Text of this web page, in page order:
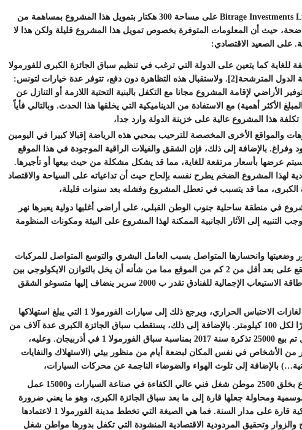
وستقوم شركة الاستثمار البريطانية Bitrage Investments Ltd على مساحة 300 هكتار بتمويل هذا المشروع بمساهمة من
واضحة، حيث أن المعلومات المتوفرة بخصوص تمويل هذا المشروع قليلة ولكن هذا لا
. على الصعيد الاقتصادي:
رياضة مكلفة للغاية كما يتعين على الدولة التي ترغب في تنظيم سباق الجائزة الكبرى للفورمولا
[2]
. ولاستقبال هذه التظاهرة دون دفع، تتوفر عدة خيارات لتونس:
الأراضي لإقامة المشروع مجانا مع التكفل بالبنية التحتية اللازمة أو التنازل عن
الأكثر أهمية) مع الاستفادة من الديناميكية التي يخلقها هذا الحدث. وبالتالي فأياً
هذا المشروع عالية على خزينة الدولة وارد جدا،
والمواقع الأخرى المخصصة للترحيب بمحبي هذه الرياضة إقبالا كبيرا في اليومين
وفراغ. بالإضافة إلى ذلك، فإن الشقق والفيلات الراقية الموجودة في هذا الموقع
عرضها بأسعار مرتفعة للغاية، مما قد يشكل مشكلة من حيث بيعها أو تأجيرها.
لهذا المشروع الضخم يطرح نفسه بإلحاح حيث أن تداعياته على السياحة والاقتصاد
الكبرى، مما قد يتسبب في تعطل المشروع وفشله بعد سنوات قليلة،
في منطقة ساحلية جنوب الوطن القبلي، على أراضي أغلبها دولية يعبرها نهر
التنبيه إلى الآثار الجانبية الممكنة لهذا المشروع على البيئة ومكونات المنظومة
وضعيتها وانحسارها المتواصل بسبب العامل البشري والتوسع المتواصل للمركبات
السياحية. كما أن سبخة سيدي خليفة تقع على بعد أقل من 2 كم من الموقع مما من شأنه أن يخل بالتوازن الايكولوجي بين
السبخة والبحر. وتجدر الإشارة إلى أن طاقة الاستيعاب الإجمالية للفنادق تقدر ب 2000 سرير ينضاف إليها متسوغو الشقق
تعد رياضة السيارات مصدرًا رئيسيًا لغازات الاحتباس الحراري، ويرجع ذلك إلى سيارات الفورمولا 1 التي يبلغ استهلاكها
للوقود كمية قياسية تقدر بحوالي 75 لترًا لكل 100 كيلومتر. بالإضافة إلى ذلك، يستقطب سباق الجائزة الكبرى عدة آلاف من
المشجعين كل عام، فعلى سبيل المثال تم بيع 25000 تذكرة سنة 2017 بمناسبة سباق الفورمولا 1 في أذربيجان. وعليه،
من الأشخاص في نفس المكان لبضعة أيام من منظور بيئي (الاستهلاك والنفايات
بالإضافة إلى تلوث الهواء والضوضاء الناجمة عن محركات السيارات،
، يعد المشروع بخلق 2500 موطن شغل فني عالي الكفاءة في صناعة السيارات و15000 عمل
ومحاولة جعلها قارة إلى ما بعد سباق الجائزة الكبرى، وهو ما يعني ضرورة
العمل على خلق أنشطة دائمة وديناميكية قارة على مدار السنة. فما هي الصيغة التي تخطط مدينة الفورمولا 1 لاعتمادها
وتحقيق المردودية الاقتصادية المنشودة التي تكفل بدورها مواطن شغل